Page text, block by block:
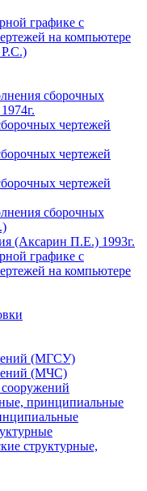
графике с
на компьютере
сборочных
чертежей
чертежей
чертежей
сборочных
(Аксарин П.Е.) 1993г.
графике с
на компьютере
(МГСУ)
(МЧС)
принципиальные
структурные,